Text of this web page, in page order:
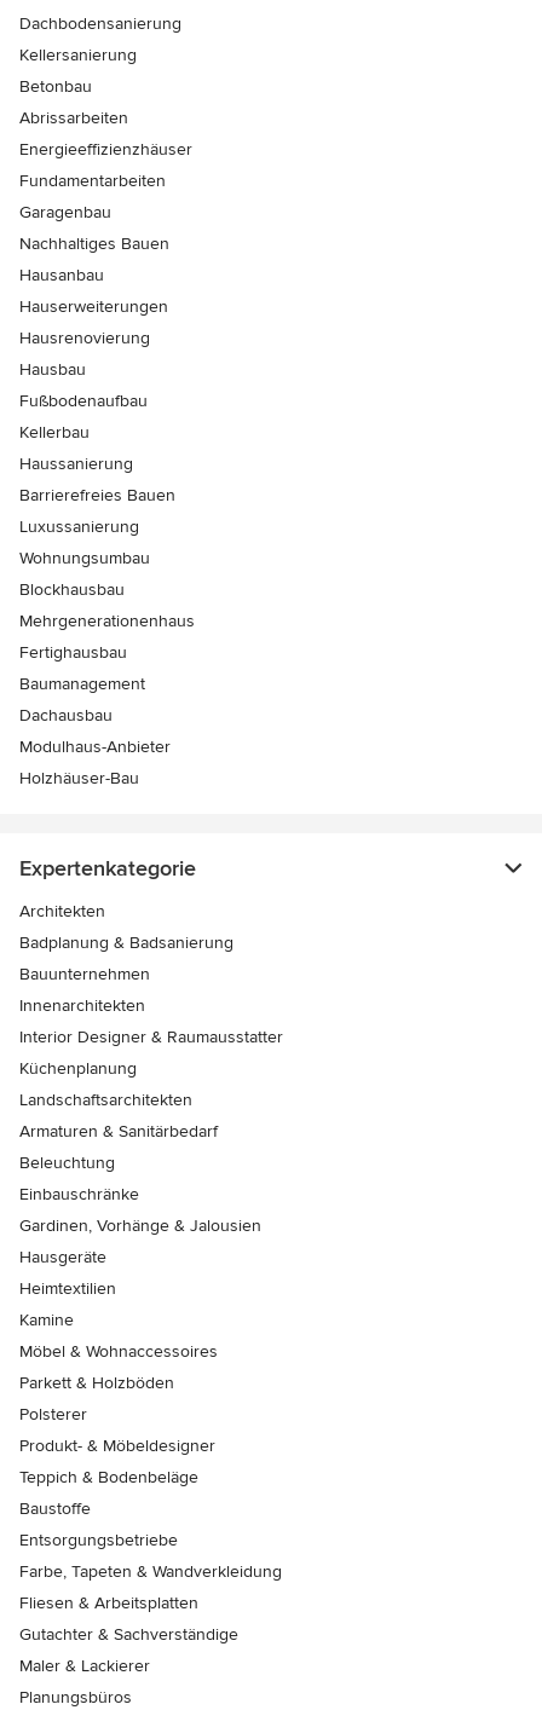
Dachbodensanierung
Kellersanierung
Betonbau
Abrissarbeiten
Energieeffizienzhäuser
Fundamentarbeiten
Garagenbau
Nachhaltiges Bauen
Hausanbau
Hauserweiterungen
Hausrenovierung
Hausbau
Fußbodenaufbau
Kellerbau
Haussanierung
Barrierefreies Bauen
Luxussanierung
Wohnungsumbau
Blockhausbau
Mehrgenerationenhaus
Fertighausbau
Baumanagement
Dachausbau
Modulhaus-Anbieter
Holzhäuser-Bau
Expertenkategorie
Architekten
Badplanung & Badsanierung
Bauunternehmen
Innenarchitekten
Interior Designer & Raumausstatter
Küchenplanung
Landschaftsarchitekten
Armaturen & Sanitärbedarf
Beleuchtung
Einbauschränke
Gardinen, Vorhänge & Jalousien
Hausgeräte
Heimtextilien
Kamine
Möbel & Wohnaccessoires
Parkett & Holzböden
Polsterer
Produkt- & Möbeldesigner
Teppich & Bodenbeläge
Baustoffe
Entsorgungsbetriebe
Farbe, Tapeten & Wandverkleidung
Fliesen & Arbeitsplatten
Gutachter & Sachverständige
Maler & Lackierer
Planungsbüros